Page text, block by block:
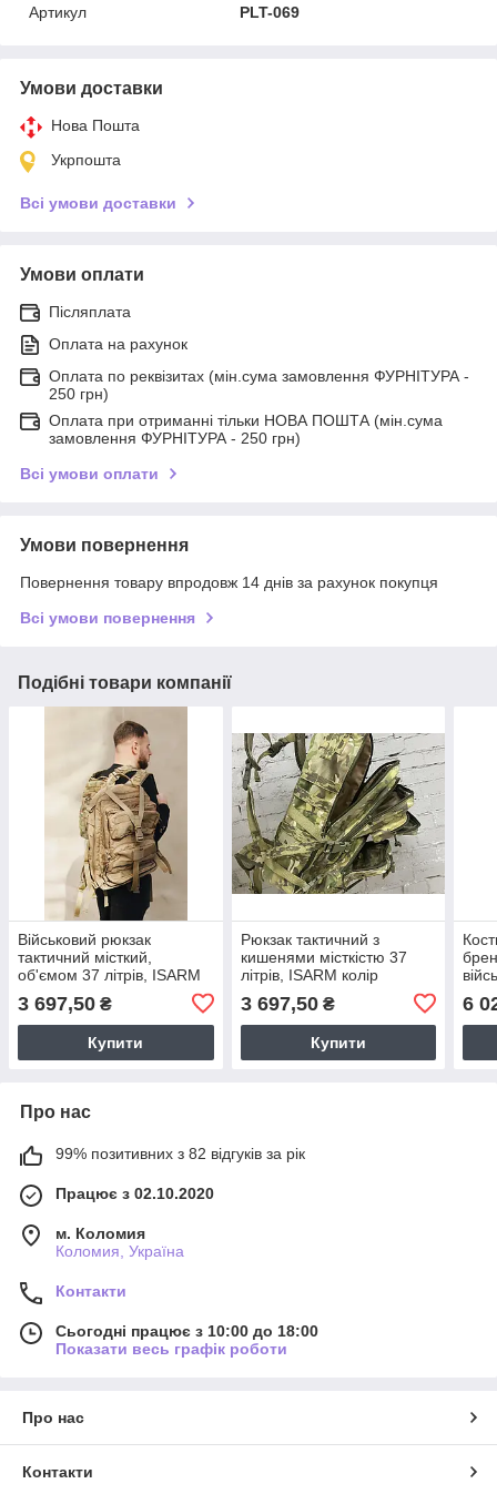
Артикул
PLT-069
Умови доставки
Нова Пошта
Укрпошта
Всі умови доставки
Умови оплати
Післяплата
Оплата на рахунок
Оплата по реквізитах (мін.сума замовлення ФУРНІТУРА -
250 грн)
Оплата при отриманні тільки НОВА ПОШТА (мін.сума
замовлення ФУРНІТУРА - 250 грн)
Всі умови оплати
Умови повернення
Повернення товару впродовж 14 днів за рахунок покупця
Всі умови повернення
Подібні товари компанії
Військовий рюкзак
тактичний місткий,
об'ємом 37 літрів, ISARM
колір Coyote, водостійкий
матеріал
3 697,50 ₴
Купити
Рюкзак тактичний з
кишенями місткістю 37
літрів, ISARM колір
матеріал
3 697,50₴
Купити
і
L
6
Про нас
99% позитивних з 82 відгуків за рік
Працює з 02.10.2020
м. Коломия
Коломия, Україна
Контакти
Сьогодні працює з 10:00 до 18:00
Показати весь графік роботи
Про нас
Контакти